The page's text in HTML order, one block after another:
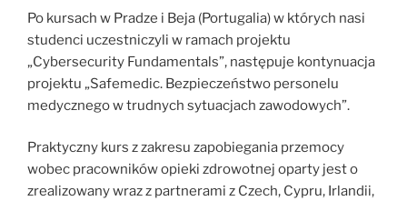
Po kursach w Pradze i Beja (Portugalia) w których nasi
studenci uczestniczyli w ramach projektu
„Cybersecurity Fundamentals”, następuje kontynuacja
projektu „Safemedic. Bezpieczeństwo personelu
medycznego w trudnych sytuacjach zawodowych”.
Praktyczny kurs z zakresu zapobiegania przemocy
wobec pracowników opieki zdrowotnej oparty jest o
zrealizowany wraz z partnerami z Czech, Cypru, Irlandii,